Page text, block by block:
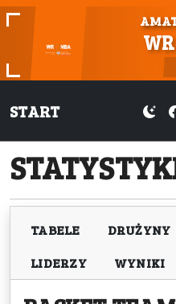
START
TABELE DRUŻYNY
LIDERZY
WYNIKI